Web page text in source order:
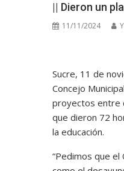
|| Dieron un
11/11/2024
Sucre, 11 de
Concejo
proyectos entre
que dieron 72
la educación.
“Pedimos que